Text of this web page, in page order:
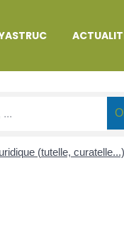
(tutelle, curatelle...)